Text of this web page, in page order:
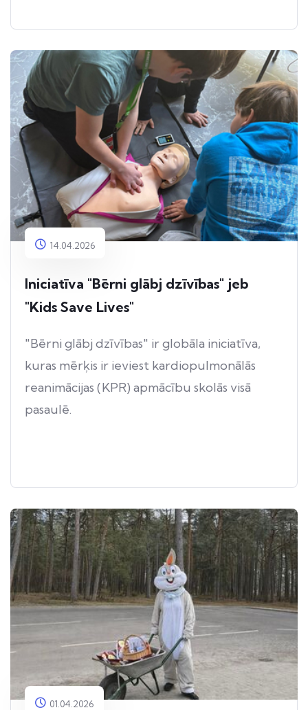
14.04.2026
Iniciatīva "Bērni glābj dzīvības" jeb
"Kids Save Lives"
"Bērni glābj dzīvības" ir globāla iniciatīva,
kuras mērķis ir ieviest kardiopulmonālās
reanimācijas (KPR) apmācību skolās visā
pasaulē.
01.04.2026